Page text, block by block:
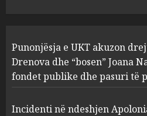
2 MARCH 27,
Punonjësja e UKT akuzon
Drenova dhe “bosen” Joana
fondet publike dhe pasuri të
Incidenti në ndeshjen